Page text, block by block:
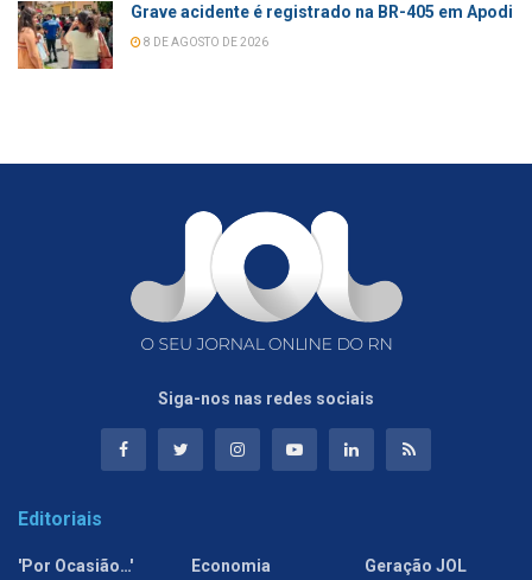
Grave acidente é registrado na BR-405 em Apodi
8 DE AGOSTO DE 2026
Siga-nos nas redes sociais
Editoriais
'Por Ocasião…'
Economia
Geração JOL